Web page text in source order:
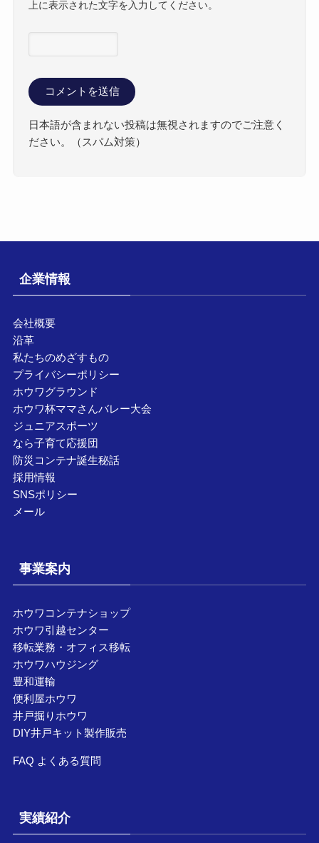
上に表示された文字を入力してください。
日本語が含まれない投稿は無視されますのでご注意く
ださい。（スパム対策）
企業情報
会社概要
沿革
私たちのめざすもの
プライバシーポリシー
ホウワグラウンド
ホウワ杯ママさんバレー大会
ジュニアスポーツ
なら子育て応援団
防災コンテナ誕生秘話
採用情報
SNSポリシー
メール
事業案内
ホウワコンテナショップ
ホウワ引越センター
移転業務・オフィス移転
ホウワハウジング
豊和運輸
便利屋ホウワ
井戸掘りホウワ
DIY井戸キット製作販売
FAQ よくある質問
実績紹介